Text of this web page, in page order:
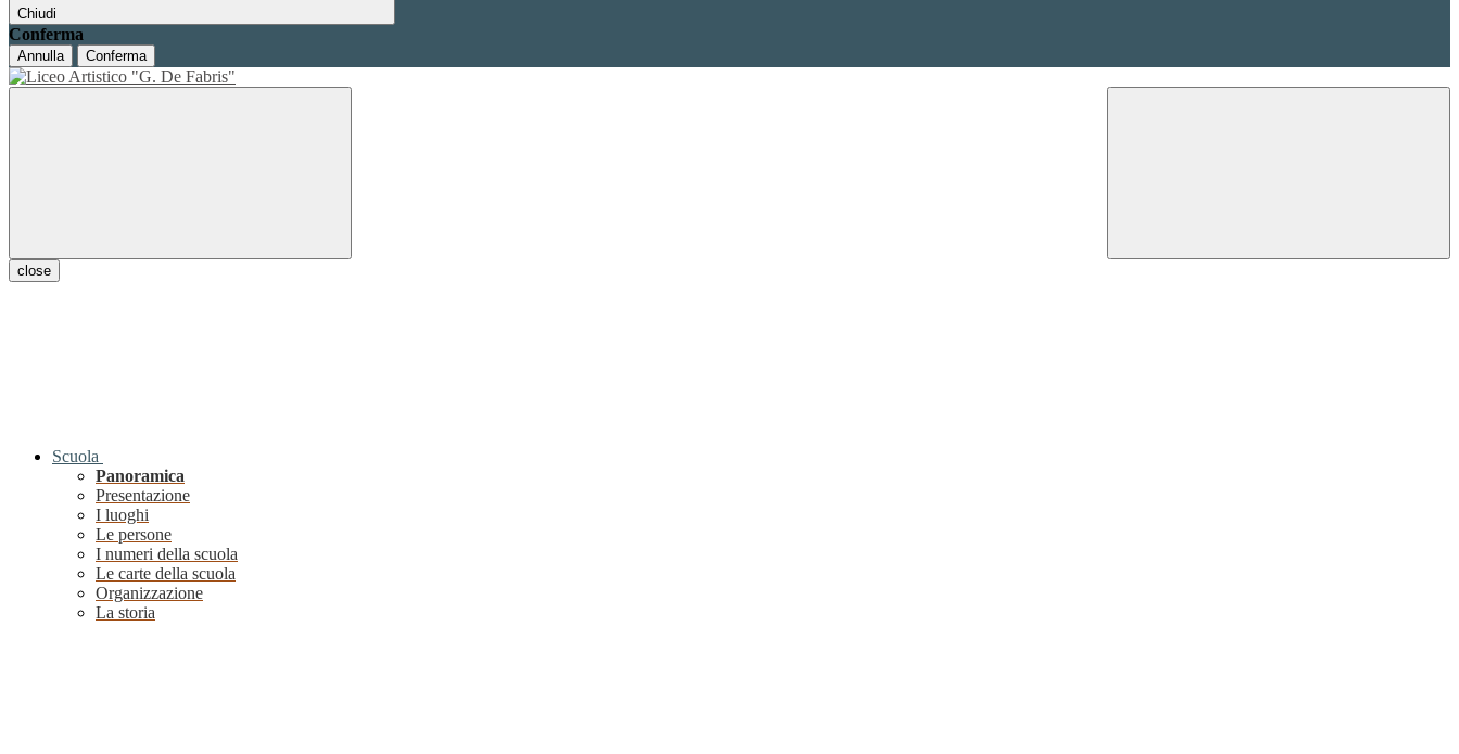
Chiudi
Conferma
Annulla Conferma
close
Scuola
Panoramica
Presentazione
I luoghi
Le persone
I numeri della scuola
Le carte della scuola
Organizzazione
La storia